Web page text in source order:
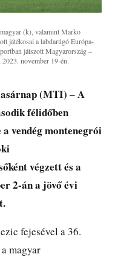
(k), valamint Marko
játékosai a labdarúgó Európa-
játszott Magyarország –
november 19-én.
(MTI) – A
félidőben
vendég montenegrói
végzett és a
2-án a jövő évi
fejesével a 36.
magyar